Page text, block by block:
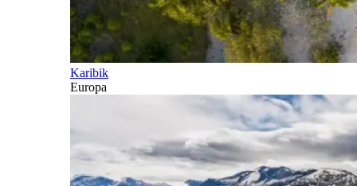
Karibik
Europa